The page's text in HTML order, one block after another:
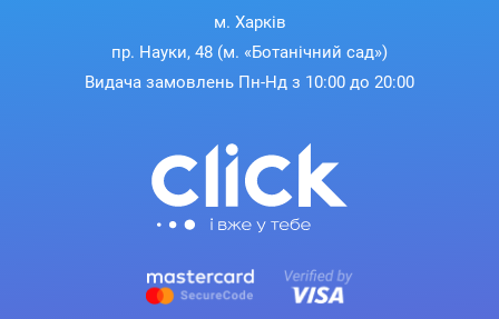
м. Харків
пр. Науки, 48 (м. «Ботанічний сад»)
Видача замовлень Пн-Нд з 10:00 до 20:00